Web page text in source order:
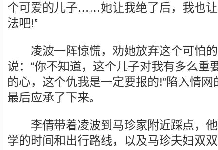
个可爱的儿子……她让我绝了后，我也
法吧!”
凌波一阵惊慌，劝她放弃这个可怕的
说：“你不知道，这个儿子对我有多么重
的心，这个仇我是一定要报的!”陷入情
最后应承了下来。
李倩带着凌波到马珍家附近踩点，他
学的时间和出行路线，以及马珍夫妇双